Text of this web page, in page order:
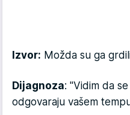
Izvor: Možda su ga
Dijagnoza: "Vidim da
odgovaraju vašem